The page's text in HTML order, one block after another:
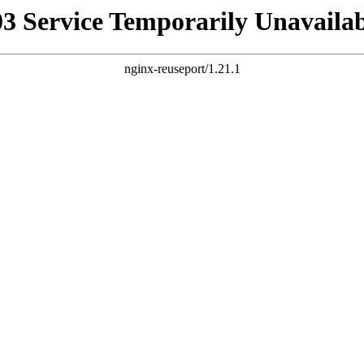
Service Temporarily
nginx-reuseport/1.21.1